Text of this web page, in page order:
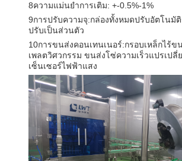
8ความแม่นยําการเติม: +-0.5%-1%
9การปรับความจุ:กล่องทั้งหมดปรับอัตโนมัติ
ปรับเป็นส่วนตัว
10การขนส่งคอนเทนเนอร์:กรอบเหล็กไร้
เพลตวิศวกรรม ขนส่งโซ่ความเร็วแปรเปลี่
เซ็นเซอร์ไฟฟ้าแสง